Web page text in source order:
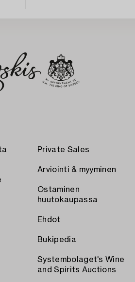
Private Sales
Arviointi & myyminen
Ostaminen
huutokaupassa
Ehdot
Bukipedia
Systembolaget's Wine
and Spirits Auctions